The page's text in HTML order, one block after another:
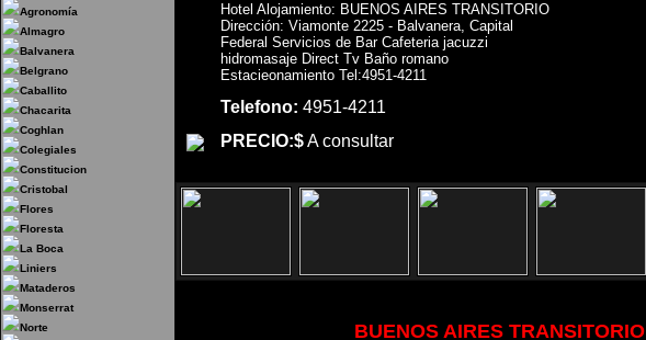
Agronomía
Almagro
Balvanera
Belgrano
Caballito
Chacarita
Coghlan
Colegiales
Constitucion
Cristobal
Flores
Floresta
La Boca
Liniers
Mataderos
Monserrat
Norte
Hotel Alojamiento: BUENOS AIRES TRANSITORIO
Dirección: Viamonte 2225 - Balvanera, Capital
Federal Servicios de Bar Cafeteria jacuzzi
hidromasaje Direct Tv Baño romano
Estacieonamiento Tel:4951-4211
Telefono: 4951-4211
PRECIO:$A consultar
BUENOS AIRES TRANSITORIO